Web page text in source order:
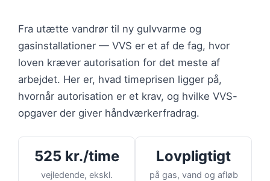
Fra utætte vandrør til ny gulvvarme og
gasinstallationer — VVS er et af de fag, hvor
loven kræver autorisation for det meste af
arbejdet. Her er, hvad timeprisen ligger på,
hvornår autorisation er et krav, og hvilke VVS-
opgaver der giver håndværkerfradrag.
525 kr./time
vejledende, ekskl.
Lovpligtigt
på gas, vand og afløb